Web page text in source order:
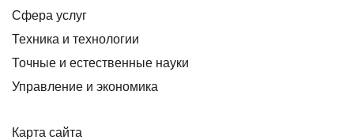
Сфера услуг
Техника и технологии
Точные и естественные науки
Управление и экономика
Карта сайта